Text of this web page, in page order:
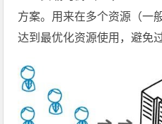
方案。用来在多个资源（一
达到最优化资源使用，避免